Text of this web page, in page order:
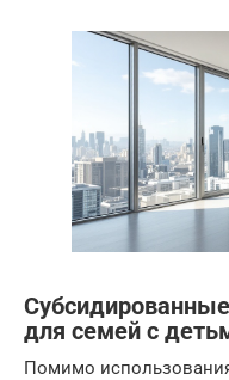
для семей с
Помимо